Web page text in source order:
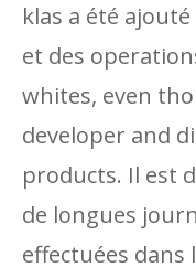
klas a été
et des
whites, even
developer and
products. Il est
de longues
effectuées